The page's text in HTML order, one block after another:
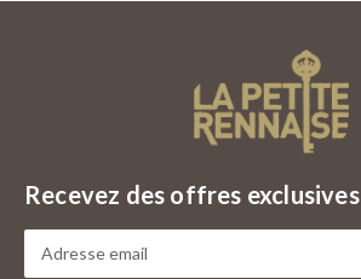
Recevez des offres exclusives